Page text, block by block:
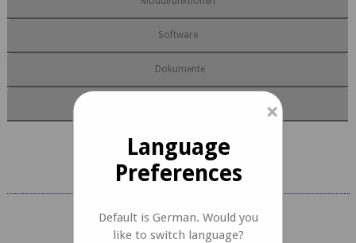
Software
Dokumente
e-CAM23_CUXVR Dokumente
×
Language
Preferences
Default is German. Would you
like to switch language?